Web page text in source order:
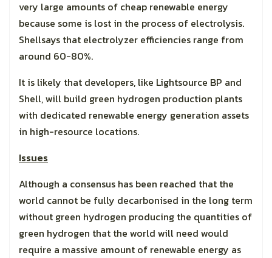
very large amounts of cheap renewable energy
because some is lost in the process of electrolysis.
Shellsays that electrolyzer efficiencies range from
around 60-80%.
It is likely that developers, like Lightsource BP and
Shell, will build green hydrogen production plants
with dedicated renewable energy generation assets
in high-resource locations.
Issues
Although a consensus has been reached that the
world cannot be fully decarbonised in the long term
without green hydrogen producing the quantities of
green hydrogen that the world will need would
require a massive amount of renewable energy as